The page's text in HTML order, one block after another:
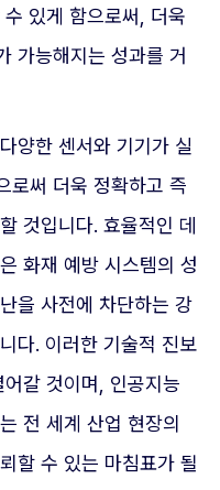
있게 함으로써, 더욱
가능해지는 성과를 거
양한 센서와 기기가 실
로써 더욱 정확하고 즉
것입니다. 효율적인 데
화재 예방 시스템의 성
을 사전에 차단하는 강
다. 이러한 기술적 진보
갈 것이며, 인공지능
전 세계 산업 현장의
할 수 있는 마침표가 될